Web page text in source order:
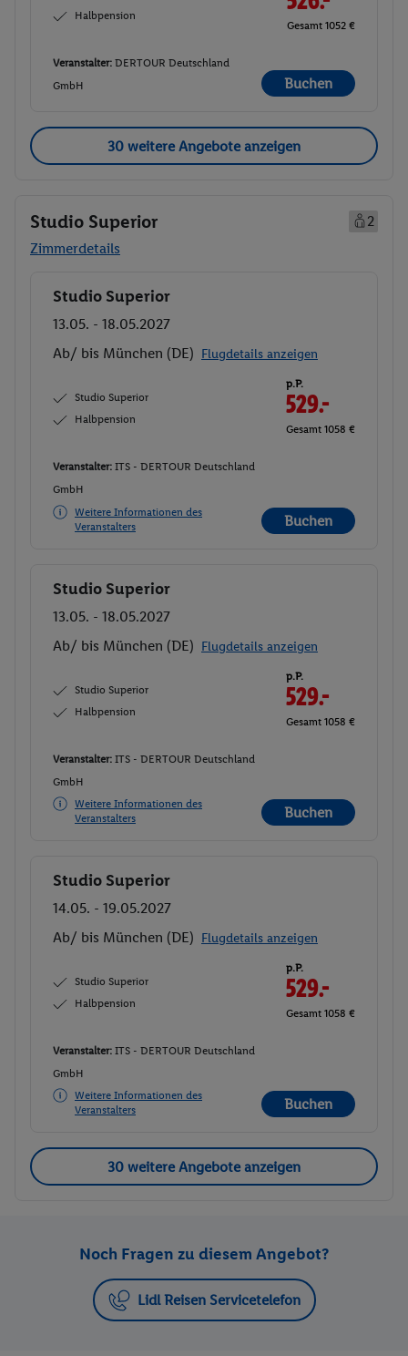
Halbpension
Gesamt 1052 €
Veranstalter: DERTOUR Deutschland
GmbH
Buchen
30 weitere Angebote anzeigen
Studio Superior
2
Zimmerdetails
Buchen
Studio Superior
13.05. - 18.05.2027
Ab/ bis München (DE) Flugdetails anzeigen
Studio Superior
Halbpension
p.P.
529.-
Gesamt 1058 €
Veranstalter: ITS - DERTOUR Deutschland
GmbH
Weitere Informationen des
Veranstalters
Buchen
Buchen
Studio Superior
13.05. - 18.05.2027
Ab/ bis München (DE) Flugdetails anzeigen
Studio Superior
Halbpension
p.P.
529.-
Gesamt 1058 €
Veranstalter: ITS - DERTOUR Deutschland
GmbH
Weitere Informationen des
Veranstalters
Buchen
Buchen
Studio Superior
14.05. - 19.05.2027
Ab/ bis München (DE) Flugdetails anzeigen
Studio Superior
Halbpension
p.P.
529.-
Gesamt 1058 €
Veranstalter: ITS - DERTOUR Deutschland
GmbH
Weitere Informationen des
Veranstalters
Buchen
30 weitere Angebote anzeigen
Noch Fragen zu diesem Angebot?
Lidl Reisen Servicetelefon